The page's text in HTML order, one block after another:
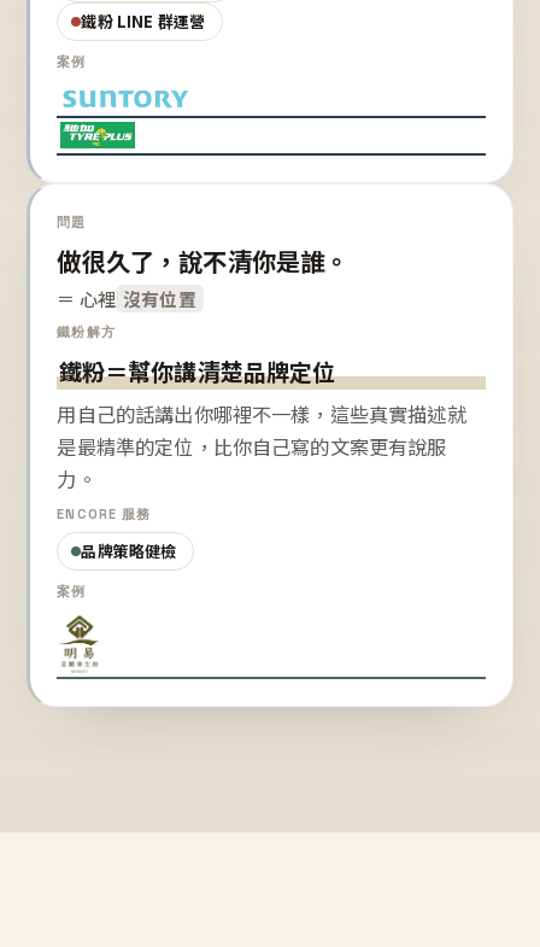
鐵粉 LINE 群運營
案例
問題
做很久了，說不清你是誰。
＝ 心裡 沒有位置
鐵粉解方
鐵粉＝幫你講清楚品牌定位
用自己的話講出你哪裡不一樣，這些真實描述就
是最精準的定位，比你自己寫的文案更有說服
力。
ENCORE 服務
品牌策略健檢
案例